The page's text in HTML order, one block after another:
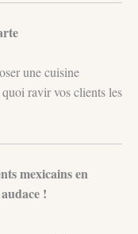
une cuisine
ravir vos clients les
mexicains en
!